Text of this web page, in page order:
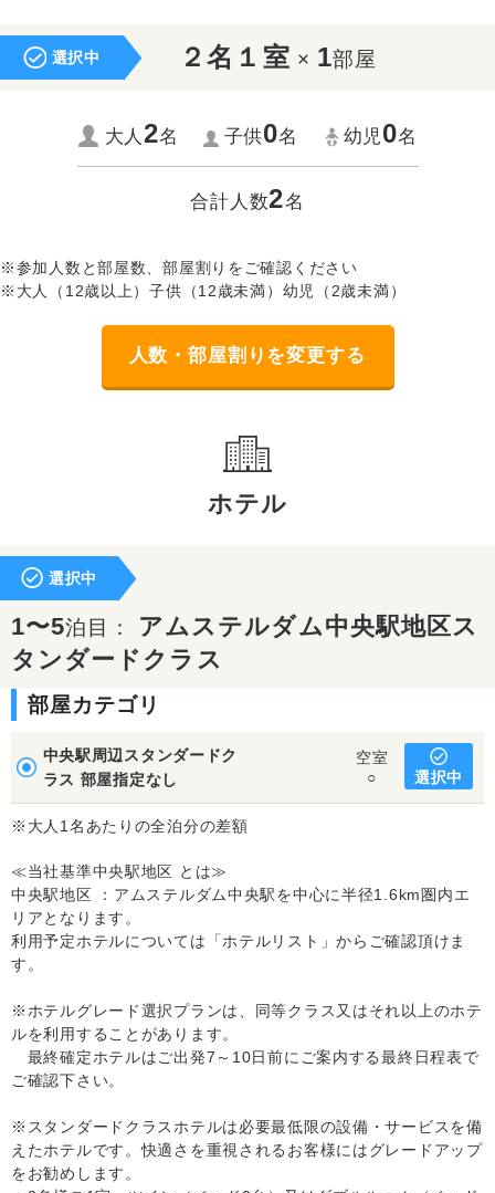
選択中 ２名１室 × 1部屋
大人2名 子供0名 幼児0名
合計人数2名
※参加人数と部屋数、部屋割りをご確認ください
※大人（12歳以上）子供（12歳未満）幼児（2歳未満）
人数・部屋割りを変更する
ホテル
選択中
1〜5泊目： アムステルダム中央駅地区ス
タンダードクラス
部屋カテゴリ
中央駅周辺スタンダードク
ラス 部屋指定なし
空室
○
選択中
※大人1名あたりの全泊分の差額
≪当社基準中央駅地区 とは≫
中央駅地区 ：アムステルダム中央駅を中心に半径1.6km圏内エ
リアとなります。
利用予定ホテルについては「ホテルリスト」からご確認頂けま
す。
※ホテルグレード選択プランは、同等クラス又はそれ以上のホテ
ルを利用することがあります。
最終確定ホテルはご出発7～10日前にご案内する最終日程表で
ご確認下さい。
※スタンダードクラスホテルは必要最低限の設備・サービスを備
えたホテルです。快適さを重視されるお客様にはグレードアップ
をお勧めします。